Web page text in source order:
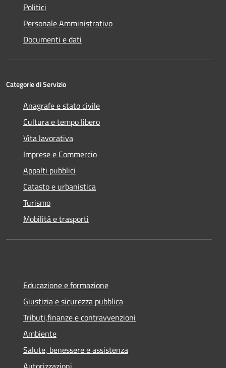
Politici
Personale Amministrativo
Documenti e dati
Categorie di Servizio
Anagrafe e stato civile
Cultura e tempo libero
Vita lavorativa
Imprese e Commercio
Appalti pubblici
Catasto e urbanistica
Turismo
Mobilità e trasporti
Educazione e formazione
Giustizia e sicurezza pubblica
Tributi,finanze e contravvenzioni
Ambiente
Salute, benessere e assistenza